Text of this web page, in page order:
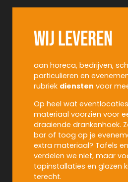
Wij leveren
aan horeca, bedrijven,
particulieren en
rubriek diensten voor
Op heel wat
materiaal voorzien voor
draaiende drankenhoek.
bar of toog op je
extra materiaal? Tafels
verdelen we niet, maar
tapinstallaties en glazen
terecht.